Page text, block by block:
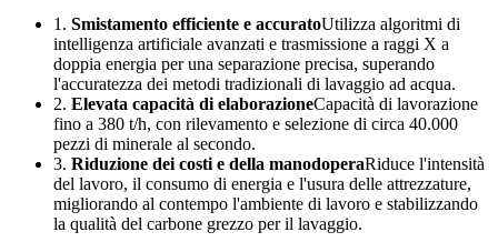
1. Smistamento efficiente e accuratoUtilizza algoritmi di
intelligenza artificiale avanzati e trasmissione a raggi X a
doppia energia per una separazione precisa, superando
l'accuratezza dei metodi tradizionali di lavaggio ad acqua.
2. Elevata capacità di elaborazioneCapacità di lavorazione
fino a 380 t/h, con rilevamento e selezione di circa 40.000
pezzi di minerale al secondo.
3. Riduzione dei costi e della manodoperaRiduce l'intensità
del lavoro, il consumo di energia e l'usura delle attrezzature,
migliorando al contempo l'ambiente di lavoro e stabilizzando
la qualità del carbone grezzo per il lavaggio.